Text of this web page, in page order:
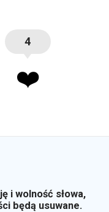
4
❤️
i wolność słowa,
będą usuwane.